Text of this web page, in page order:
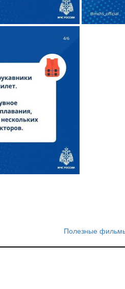
Полезные